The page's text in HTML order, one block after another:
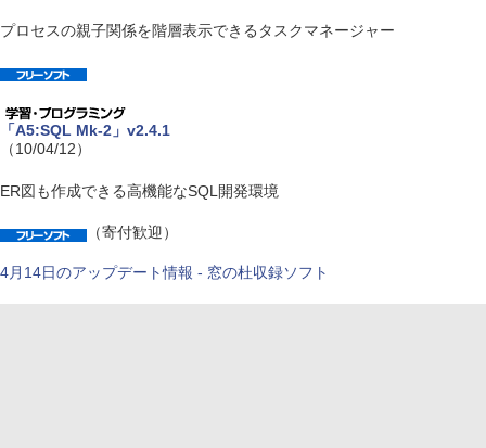
プロセスの親子関係を階層表示できるタスクマネージャー
「A5:SQL Mk-2」v2.4.1
（10/04/12）
ER図も作成できる高機能なSQL開発環境
（寄付歓迎）
4月14日のアップデート情報 - 窓の杜収録ソフト